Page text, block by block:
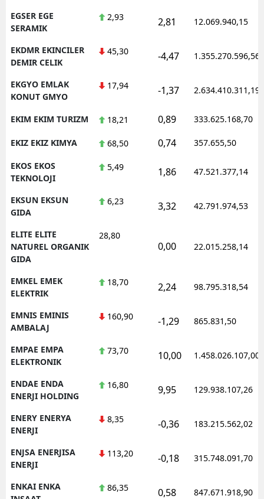
EGSER EGE
SERAMIK
2,93 2,81 12.069.940,15
EKDMR EKINCILER
DEMIR CELIK
45,30 -4,47 1.355.270.596,56
EKGYO EMLAK
KONUT GMYO
17,94 -1,37 2.634.410.311,19
EKIM EKIM TURIZM 18,21 0,89 333.625.168,70
EKIZ EKIZ KIMYA 68,50 0,74 357.655,50
EKOS EKOS
TEKNOLOJI
5,49 1,86 47.521.377,14
EKSUN EKSUN
GIDA
6,23 3,32 42.791.974,53
ELITE ELITE
NATUREL ORGANIK
GIDA
28,80
0,00 22.015.258,14
EMKEL EMEK
ELEKTRIK
18,70 2,24 98.795.318,54
EMNIS EMINIS
AMBALAJ
160,90 -1,29 865.831,50
EMPAE EMPA
ELEKTRONIK
73,70 10,00 1.458.026.107,00
ENDAE ENDA
ENERJI HOLDING
16,80 9,95 129.938.107,26
ENERY ENERYA
ENERJI
8,35 -0,36 183.215.562,02
ENJSA ENERJISA
ENERJI
113,20 -0,18 315.748.091,70
ENKAI ENKA
86,35 0,58 847.671.918,90